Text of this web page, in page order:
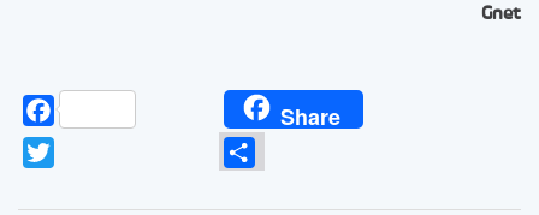
Gnet
Facebook Share
Partager